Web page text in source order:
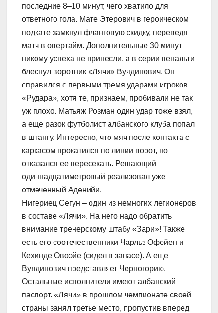
последние 8–10 минут, чего хватило для
ответного гола. Мате Этерович в героическом
подкате замкнул фланговую скидку, переведя
матч в овертайм. Дополнительные 30 минут
никому успеха не принесли, а в серии пенальти
блеснул воротник «Лячи» Вуядинович. Он
справился с первыми тремя ударами игроков
«Рудара», хотя те, признаем, пробивали не так
уж плохо. Матьяж Розман один удар тоже взял,
а еще разок футболист албанского клуба попал
в штангу. Интересно, что мяч после контакта с
каркасом прокатился по линии ворот, но
отказался ее пересекать. Решающий
одиннадцатиметровый реализовал уже
отмеченный Аденийи.
Нигериец Сегун – один из немногих легионеров
в составе «Лячи». На него надо обратить
внимание тренерскому штабу «Зари»! Также
есть его соотечественники Чарльз Офойен и
Кехинде Овоэйе (сидел в запасе). А еще
Вуядинович представляет Черногорию.
Остальные исполнители имеют албанский
паспорт. «Лячи» в прошлом чемпионате своей
страны занял третье место, пропустив вперед